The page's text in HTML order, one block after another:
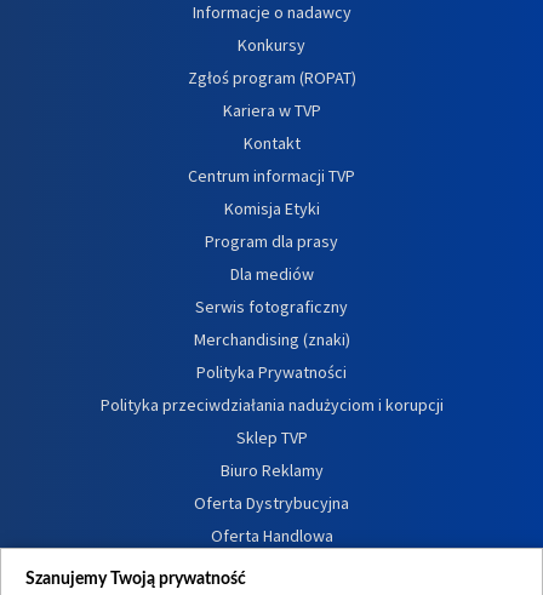
Informacje o nadawcy
Konkursy
Zgłoś program (ROPAT)
Kariera w TVP
Kontakt
Centrum informacji TVP
Komisja Etyki
Program dla prasy
Dla mediów
Serwis fotograficzny
Merchandising (znaki)
Polityka Prywatności
Polityka przeciwdziałania nadużyciom i korupcji
Sklep TVP
Biuro Reklamy
Oferta Dystrybucyjna
Oferta Handlowa
Dostępność
Szanujemy Twoją prywatność